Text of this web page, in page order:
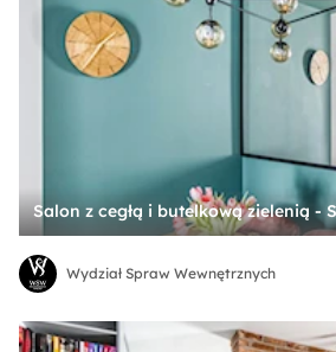
Wydział Spraw Wewnętrznych